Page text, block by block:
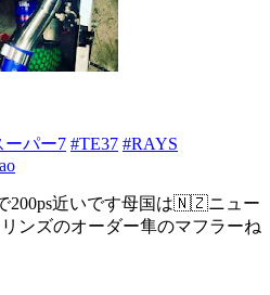
ーパー7 #TE37 #RAYS
200ps近いです母国は🇳🇿ニュー
ンズのオーダー隼のマフラーね